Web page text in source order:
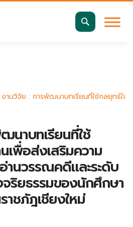
2.2 AA
งานวิจัย : การพัฒนาบทเรียนที่ใช้กลยุทธ์ใน
นาบทเรียนที่ใช้
เพื่อส่งเสริมความ
านวรรณคดีและระดับ
จริยธรรมของนักศึกษา
ชภัฎเชียงใหม่